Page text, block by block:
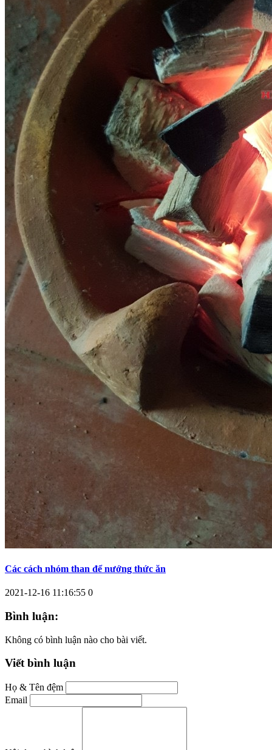
Các cách nhóm than để nướng thức ăn
2021-12-16 11:16:55 0
Bình luận:
Không có bình luận nào cho bài viết.
Viết bình luận
Họ & Tên đệm
Email